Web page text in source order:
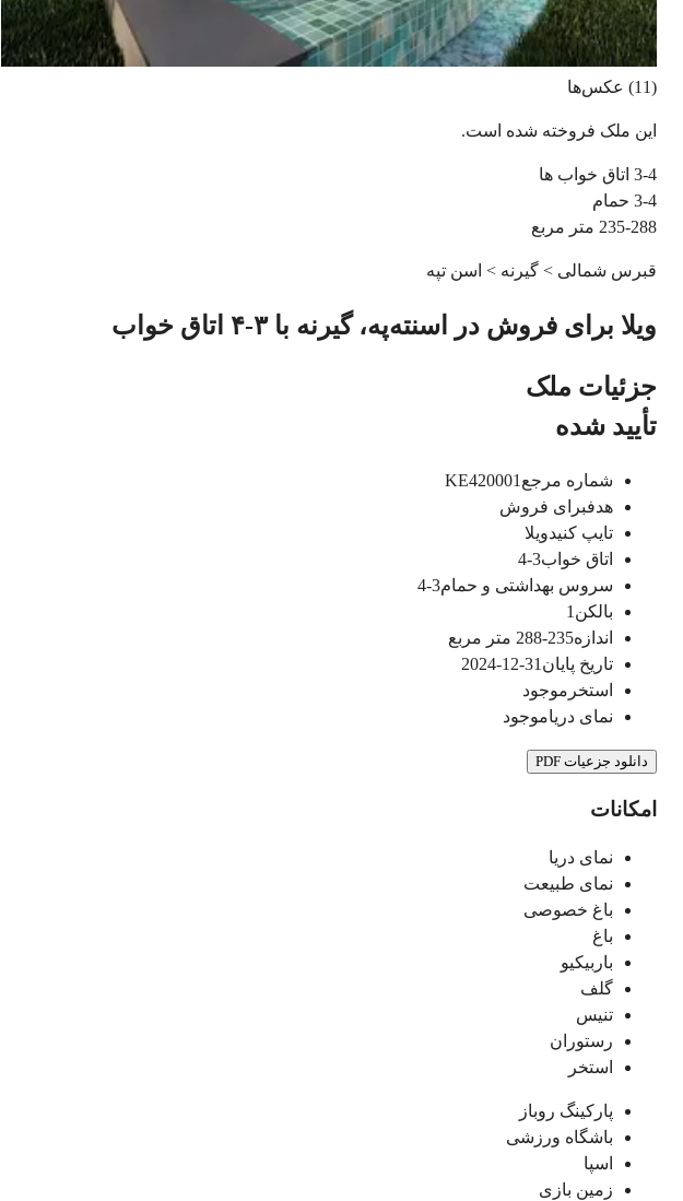
(11) عکس‌ها
این ملک فروخته شده است.
3-4 اتاق خواب ها
3-4 حمام
235-288 متر مربع
قبرس شمالی > گیرنه > اسن تپه
ویلا برای فروش در اسنته‌په، گیرنه با ۳-۴ اتاق خواب
جزئیات ملک
تأیید شده
شماره مرجع KE420001
هدفبرای فروش
تایپ کنیدویلا
اتاق خواب3-4
سروس بهداشتی و حمام3-4
بالکن 1
اندازه235-288
متر مربع
تاریخ پایان 31-12-2024
استخر موجود
نمای دریاموجود
دانلود جزعیات PDF
امکانات
نمای دریا
نمای طبیعت
باغ خصوصی
باغ
باربیکیو
گلف
تنیس
رستوران
استخر
پارکینگ روباز
باشگاه ورزشی
اسپا
زمین بازی